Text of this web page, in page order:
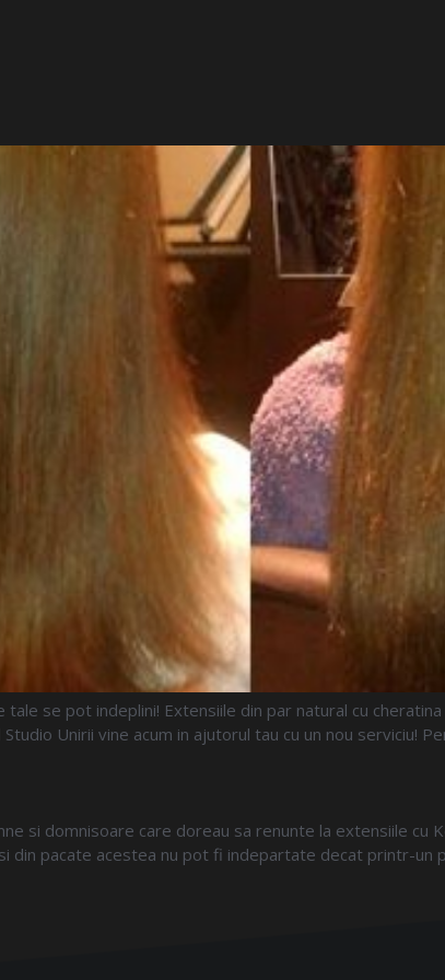
se pot indeplini! Extensiile din par natural cu
Unirii vine acum in ajutorul tau cu un nou serviciu!
si domnisoare care doreau sa renunte la extensiile cu
din pacate acestea nu pot fi indepartate decat printr-un